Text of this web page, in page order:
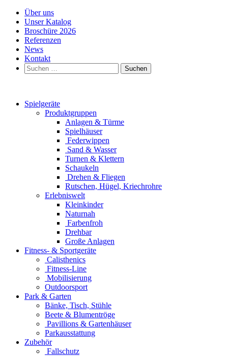
Über uns
Unser Katalog
Broschüre 2026
Referenzen
News
Kontakt
Suchen
nach:
Spielgeräte
Produktgruppen
Anlagen & Türme
Spielhäuser
Federwippen
Sand & Wasser
Turnen & Klettern
Schaukeln
Drehen & Fliegen
Rutschen, Hügel, Kriechrohre
Erlebniswelt
Kleinkinder
Naturnah
Farbenfroh
Drehbar
Große Anlagen
Fitness- & Sportgeräte
Calisthenics
Fitness-Line
Mobilisierung
Outdoorsport
Park & Garten
Bänke, Tisch, Stühle
Beete & Blumentröge
Pavillions & Gartenhäuser
Parkausstattung
Zubehör
Fallschutz